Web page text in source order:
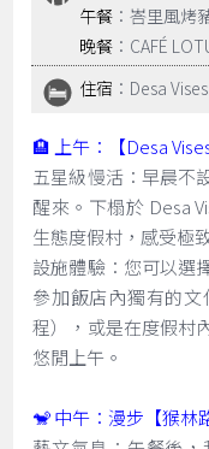
午餐 ：峇里風烤
晚餐 ：CAFÉ
住宿 ：Desa
🏨 上午：【Desa
五星級慢活：早晨不
醒來。下榻於 Desa
生態度假村，感受極
設施體驗：您可以選
參加飯店內獨有的
程），或是在度假村
悠閒上午。
🐒 中午：漫步【猴林